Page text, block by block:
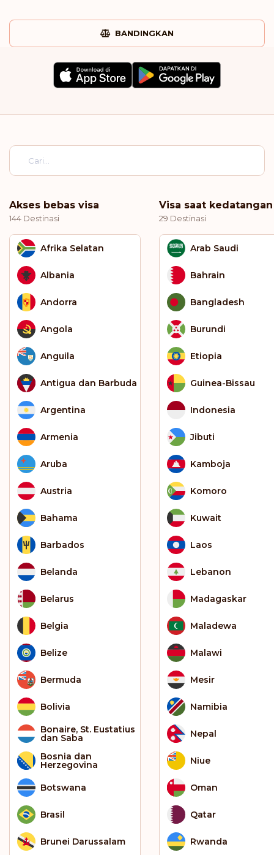
BANDINGKAN
Akses bebas visa
144 Destinasi
Afrika Selatan
Albania
Andorra
Angola
Anguila
Antigua dan Barbuda
Argentina
Armenia
Aruba
Austria
Bahama
Barbados
Belanda
Belarus
Belgia
Belize
Bermuda
Bolivia
Bonaire, St. Eustatius
dan Saba
Bosnia dan
Herzegovina
Botswana
Brasil
Brunei Darussalam
Visa saat kedatangan
29 Destinasi
Arab Saudi
Bahrain
Bangladesh
Burundi
Etiopia
Guinea-Bissau
Indonesia
Jibuti
Kamboja
Komoro
Kuwait
Laos
Lebanon
Madagaskar
Maladewa
Malawi
Mesir
Namibia
Nepal
Niue
Oman
Qatar
Rwanda